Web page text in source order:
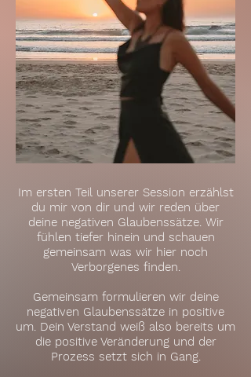
Im ersten Teil unserer Session erzählst
du mir von dir und wir reden über
deine negativen Glaubenssätze. Wir
fühlen tiefer hinein und schauen
gemeinsam was wir hier noch
Verborgenes finden.
Gemeinsam formulieren wir deine
negativen Glaubenssätze in positive
um. Dein Verstand weiß also bereits um
die positive Veränderung und der
Prozess setzt sich in Gang.